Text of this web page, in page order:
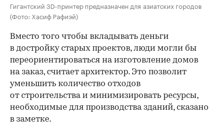
Гигантский 3D-принтер предназначен для азиатских городов
(Фото: Хасиф Рафиэй)
Вместо того чтобы вкладывать деньги
в достройку старых проектов, люди могли бы
переориентироваться на изготовление домов
на заказ, считает архитектор. Это позволит
уменьшить количество отходов
от строительства и минимизировать ресурсы,
необходимые для производства зданий, сказано
в заметке.